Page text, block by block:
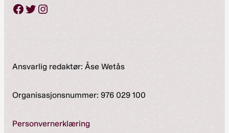
Facebook Twitter Instagram
Ansvarlig redaktør: Åse Wetås
Organisasjonsnummer: 976 029 100
Personvernerklæring